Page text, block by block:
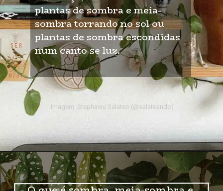
plantas de sombra e meia-
sombra torrando no sol ou
plantas de sombra escondidas
num canto se luz.
Imagem: Stephanie Salateo (@salateando)